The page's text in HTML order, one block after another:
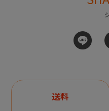
送料